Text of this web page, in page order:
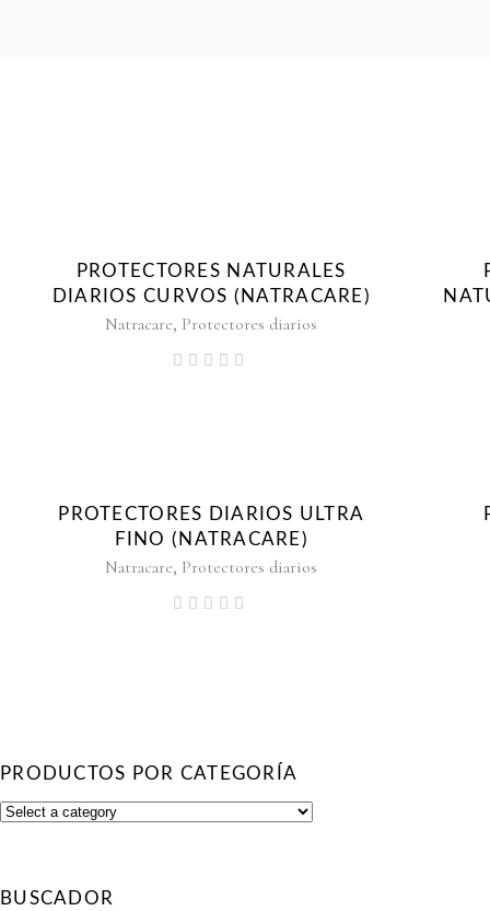
PROTECTORES NATURALES
DIARIOS CURVOS (NATRACARE)
Natracare, Protectores diarios
PROTECTORES DIARIOS ULTRA
FINO (NATRACARE)
Natracare, Protectores diarios
PRODUCTOS POR CATEGORÍA
BUSCADOR